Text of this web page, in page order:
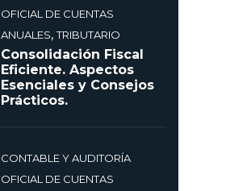
OFICIAL DE CUENTAS
ANUALES,TRIBUTARIO
Consolidación Fiscal
Eficiente. Aspectos
Esenciales y Consejos
Prácticos.
CONTABLE Y AUDITORÍA
OFICIAL DE CUENTAS